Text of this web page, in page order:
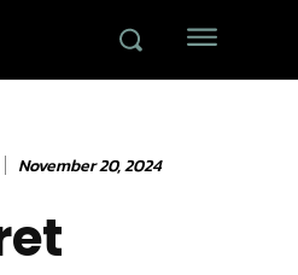
November 20, 2024